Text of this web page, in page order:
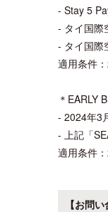
- Stay 5
- タイ国際
- タイ国際
適用条件
＊EARLY
- 2024年3
- 上記「
適用条件
【お問い